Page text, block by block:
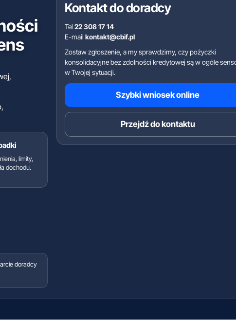
limity,
dochodu.
doradcy
Kontakt do doradcy
Tel 22 308 17 14
E-mail kontakt@cbif.pl
Zostaw zgłoszenie, a my sprawdzimy, czy pożyczki
konsolidacyjne bez zdolności kredytowej są w ogóle
w Twojej sytuacji.
Szybki wniosek online
Przejdź do kontaktu